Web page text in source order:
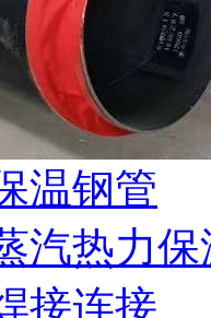
温钢管
汽热力保
接连接